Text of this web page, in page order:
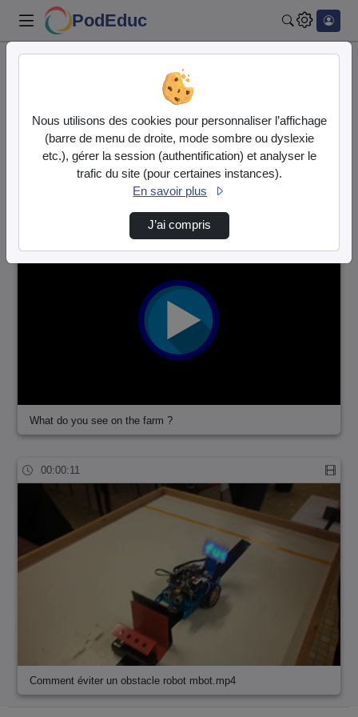
PodEduc
2 vidéos trouvées
Audio Vidéo
Direction de tri
What do you see on the farm ?
00:00:11
Comment éviter un obstacle robot mbot.mp4
Nous utilisons des cookies pour personnaliser l’affichage
(barre de menu de droite, mode sombre ou dyslexie
etc.), gérer la session (authentification) et analyser le
trafic du site (pour certaines instances).
En savoir plus
J’ai compris